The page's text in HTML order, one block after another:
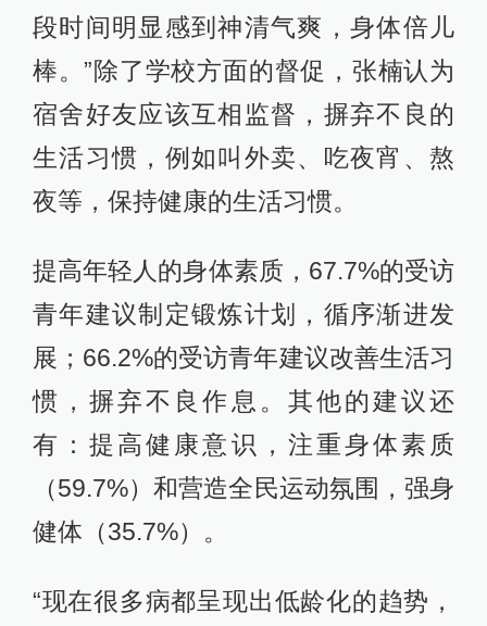
段时间明显感到神清气爽，身体倍儿
棒。”除了学校方面的督促，张楠认为
宿舍好友应该互相监督，摒弃不良的
生活习惯，例如叫外卖、吃夜宵、熬
夜等，保持健康的生活习惯。
提高年轻人的身体素质，67.7%的受访
青年建议制定锻炼计划，循序渐进发
展；66.2%的受访青年建议改善生活习
惯，摒弃不良作息。其他的建议还
有：提高健康意识，注重身体素质
（59.7%）和营造全民运动氛围，强身
健体（35.7%）。
“现在很多病都呈现出低龄化的趋势，